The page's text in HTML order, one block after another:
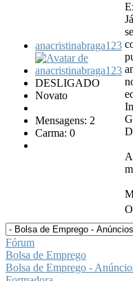
anacristinabraga123
DESLIGADO
Novato
Mensagens: 2
Carma: 0
Fórum
Bolsa de Emprego
Bolsa de Emprego -